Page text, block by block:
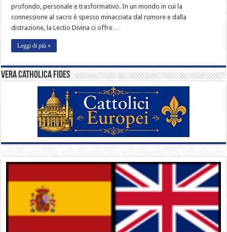
profondo, personale e trasformativo. In un mondo in cui la
connessione al sacro è spesso minacciata dal rumore e dalla
distrazione, la Lectio Divina ci offre …
Leggi di più »
Vera catholica fides